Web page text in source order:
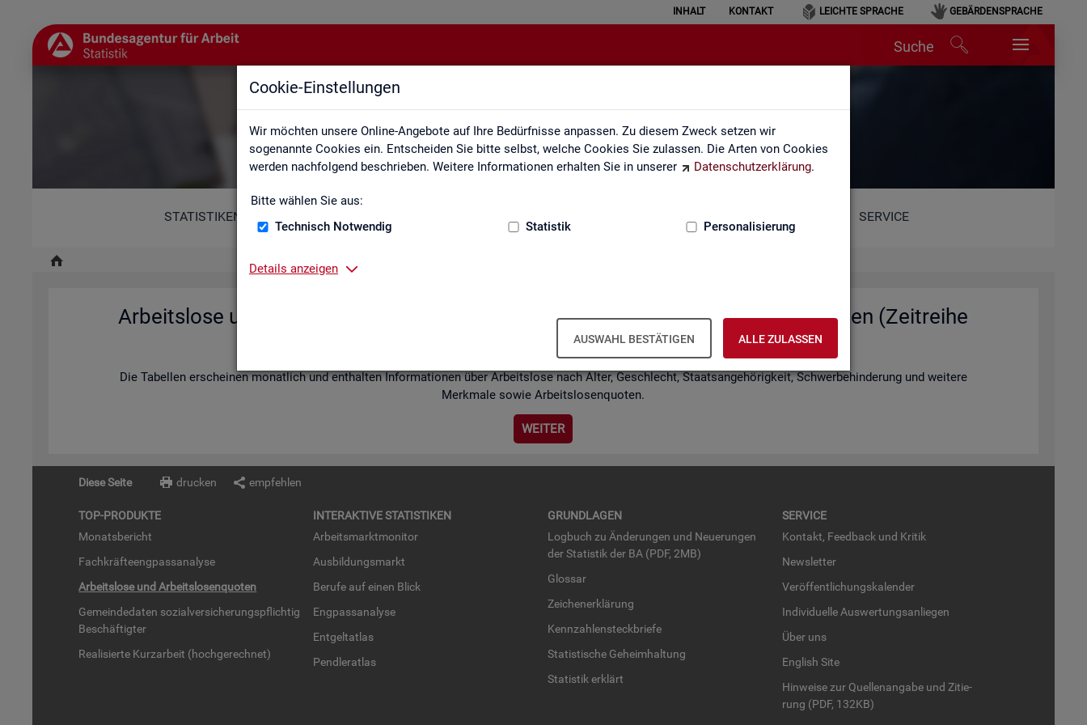
Cookie-Einstellungen
Wir möchten unsere Online-Angebote auf Ihre Bedürfnisse anpassen. Zu diesem Zweck setzen wir
sogenannte Cookies ein. Entscheiden Sie bitte selbst, welche Cookies Sie zulassen. Die Arten von Cookies
werden nachfolgend beschrieben. Weitere Informationen erhalten Sie in unserer
Datenschutzerklärung.
Bitte wählen Sie aus:
Technisch Notwendig
Statistik Personalisierung
Details anzeigen
AUSWAHL BESTÄTIGEN ALLE ZULASSEN
INHALT KONTAKT LEICHTE SPRACHE GEBÄRDENSPRACHE
Suche
Arbeitslose und Arbeitslosenquoten
STATISTIKEN SERVICE
Ar­beits­lo­se und Ar­beits­lo­sen­quo­ten - Deutsch­land, Län­der, Krei­se und Ge­mein­den (Zeit­rei­he
Mo­nats- und Jah­res­zah­len)
Die Ta­bel­len er­schei­nen mo­nat­lich und ent­hal­ten In­for­ma­tio­nen über Ar­beits­lo­se nach Alter, Ge­schlecht, Staats­an­ge­hö­rig­keit, Schwer­be­hin­de­rung und wei­te­re
Merk­ma­le sowie Ar­beits­lo­sen­quo­ten.
WEI­TER
Diese Seite drucken empfehlen
TOP-PRO­DUK­TE
Mo­nats­be­richt
Fach­kräf­te­eng­pass­ana­ly­se
Ar­beits­lo­se und Ar­beits­lo­sen­quo­ten
Ge­mein­de­da­ten so­zi­al­ver­si­che­rungs­pflich­tig
Be­schäf­tig­ter
Rea­li­sier­te Kurz­ar­beit (hoch­ge­rech­net)
IN­TER­AK­TI­VE STA­TIS­TI­KEN
Ar­beits­markt­mo­ni­tor
Aus­bil­dungs­markt
Be­ru­fe auf einen Blick
Eng­pass­ana­ly­se
Ent­gel­t­at­las
Pend­ler­at­las
GRUND­LA­GEN
Log­buch zu Än­de­run­gen und Neue­run­gen
der Sta­tis­tik der BA (PDF, 2MB)
Glos­sar
Zei­chen­er­klä­rung
Kenn­zah­len­steck­brie­fe
Sta­tis­ti­sche Ge­heim­hal­tung
Sta­tis­tik er­klärt
SER­VICE
Kon­takt, Feed­back und Kri­tik
News­let­ter
Ver­öf­fent­li­chungs­ka­len­der
In­di­vi­du­el­le Aus­wer­tungs­an­lie­gen
Über uns
English Site
Hin­wei­se zur Quel­len­an­ga­be und Zi­tie­
rung (PDF, 132KB)